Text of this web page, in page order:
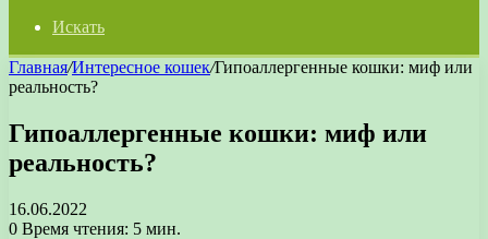
Искать
Главная/Интересное кошек/Гипоаллергенные кошки: миф или
реальность?
Гипоаллергенные кошки: миф или
реальность?
16.06.2022
0 Время чтения: 5 мин.